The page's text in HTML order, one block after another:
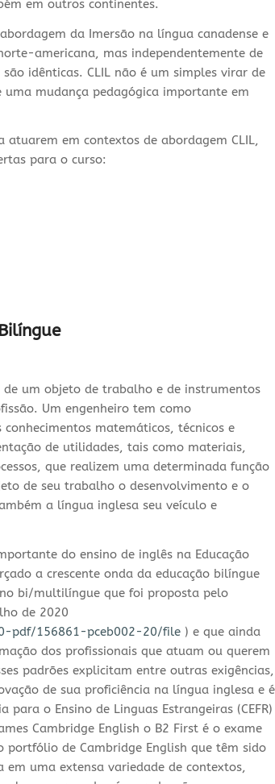
em outros continentes.
da Imersão na língua canadense e
americana, mas independentemente de
idênticas. CLIL não é um simples virar de
mudança pedagógica importante em
em contextos de abordagem CLIL,
para o curso:
um objeto de trabalho e de instrumentos
Um engenheiro tem como
matemáticos, técnicos e
de utilidades, tais como materiais,
que realizem uma determinada função
de seu trabalho o desenvolvimento e o
a língua inglesa seu veículo e
do ensino de inglês na Educação
a crescente onda da educação bilíngue
bi/multilíngue que foi proposta pelo
de 2020
pdf/156861-pceb002-20/file ) e que ainda
dos profissionais que atuam ou querem
padrões explicitam entre outras exigências,
de sua proficiência na língua inglesa e é
o Ensino de Linguas Estrangeiras (CEFR)
Cambridge English o B2 First é o exame
de Cambridge English que têm sido
uma extensa variedade de contextos,